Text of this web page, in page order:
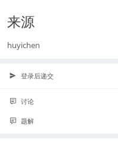
来源
huyichen
登录后递交
讨论
题解